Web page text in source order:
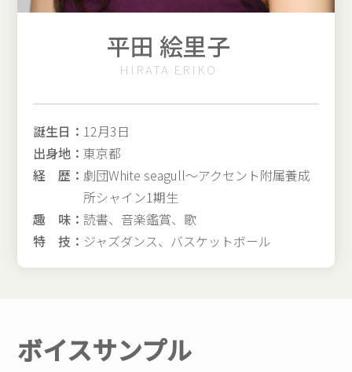
平田 絵里子
HIRATA ERIKO
誕生日： 12月3日
出身地：東京都
経 歴： 劇団White seagull〜アクセント附属養成
所シャイン1期生
趣 味：読書、音楽鑑賞、歌
特 技： ジャズダンス、バスケットボール
ボイスサンプル